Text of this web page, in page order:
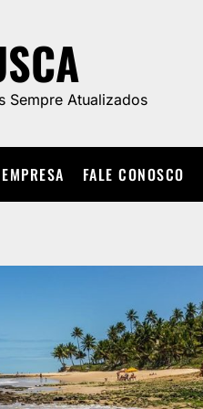
Sempre Atualizados
EMPRESA FALE CONOSCO